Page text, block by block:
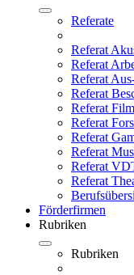
Referate
Referat
Referat
Referat
Referat
Referat
Referat
Referat
Referat
Referat
Referat
Förderfirmen
Rubriken
Rubriken